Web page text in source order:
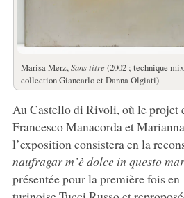
Marisa Merz,Sans titre (2002 ; technique
collection Giancarlo et Danna Olgiati)
Au Castello di Rivoli, où le projet
Francesco Manacorda et
l’exposition consistera en la
naufragar m’è dolce in questo
présentée pour la première fois